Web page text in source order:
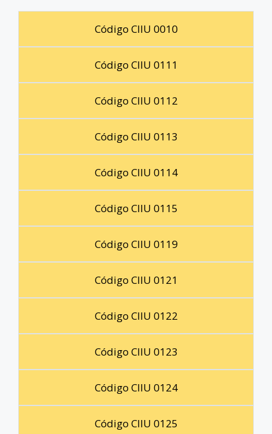
Código CIIU 0010
Código CIIU 0111
Código CIIU 0112
Código CIIU 0113
Código CIIU 0114
Código CIIU 0115
Código CIIU 0119
Código CIIU 0121
Código CIIU 0122
Código CIIU 0123
Código CIIU 0124
Código CIIU 0125